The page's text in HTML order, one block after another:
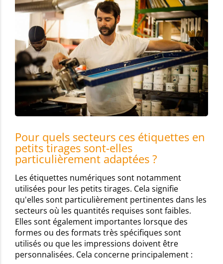
Pour quels secteurs ces étiquettes en
petits tirages sont-elles
particulièrement adaptées ?
Les étiquettes numériques sont notamment
utilisées pour les petits tirages. Cela signifie
qu'elles sont particulièrement pertinentes dans les
secteurs où les quantités requises sont faibles.
Elles sont également importantes lorsque des
formes ou des formats très spécifiques sont
utilisés ou que les impressions doivent être
personnalisées. Cela concerne principalement :